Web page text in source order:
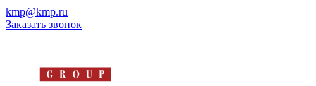
kmp@kmp.ru
Заказать звонок